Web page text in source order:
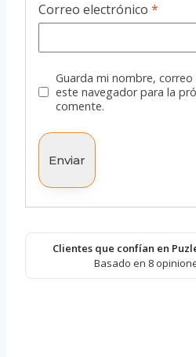
Correo electrónico *
Guarda mi nombre,
este navegador para la
comente.
Clientes que confían en
Basado en 8